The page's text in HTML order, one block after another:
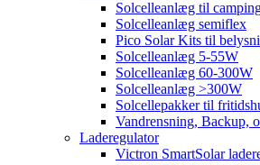
Solcelleanlæg til
Solcelleanlæg semiflex
Pico Solar Kits til
Solcelleanlæg 5-55W
Solcelleanlæg 60-300W
Solcelleanlæg >300W
Solcellepakker til
Vandrensning, Backup,
Laderegulator
Victron SmartSolar